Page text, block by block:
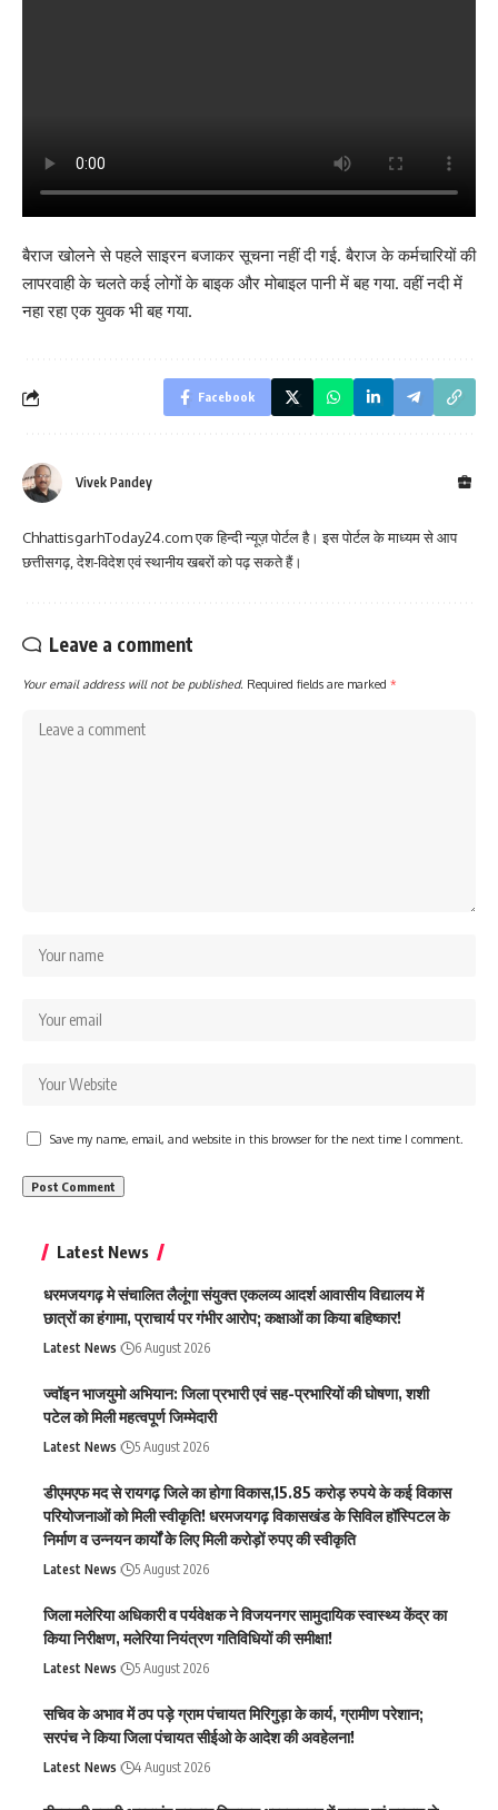
बैराज खोलने से पहले साइरन बजाकर सूचना नहीं दी गई. बैराज के कर्मचारियों की
लापरवाही के चलते कई लोगों के बाइक और मोबाइल पानी में बह गया. वहीं नदी में
नहा रहा एक युवक भी बह गया.
Facebook
Vivek Pandey
ChhattisgarhToday24.com एक हिन्दी न्यूज़ पोर्टल है। इस पोर्टल के माध्यम से आप
छत्तीसगढ़, देश-विदेश एवं स्थानीय खबरों को पढ़ सकते हैं।
Leave a comment
Your email address will not be published. Required fields are marked *
Save my name, email, and website in this browser for the next time I comment.
Latest News
धरमजयगढ़ मे संचालित लैलूंगा संयुक्त एकलव्य आदर्श आवासीय विद्यालय में
छात्रों का हंगामा, प्राचार्य पर गंभीर आरोप; कक्षाओं का किया बहिष्कार!
Latest News 6 August 2026
ज्वॉइन भाजयुमो अभियान: जिला प्रभारी एवं सह-प्रभारियों की घोषणा, शशी
पटेल को मिली महत्वपूर्ण जिम्मेदारी
Latest News 5 August 2026
डीएमएफ मद से रायगढ़ जिले का होगा विकास,15.85 करोड़ रुपये के कई विकास
परियोजनाओं को मिली स्वीकृति! धरमजयगढ़ विकासखंड के सिविल हॉस्पिटल के
निर्माण व उन्नयन कार्यों के लिए मिली करोड़ों रुपए की स्वीकृति
Latest News 5 August 2026
जिला मलेरिया अधिकारी व पर्यवेक्षक ने विजयनगर सामुदायिक स्वास्थ्य केंद्र का
किया निरीक्षण, मलेरिया नियंत्रण गतिविधियों की समीक्षा!
Latest News 5 August 2026
सचिव के अभाव में ठप पड़े ग्राम पंचायत मिरिगुड़ा के कार्य, ग्रामीण परेशान;
सरपंच ने किया जिला पंचायत सीईओ के आदेश की अवहेलना!
Latest News 4 August 2026